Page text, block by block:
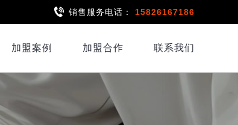
销售服务电话： 15826167186
加盟案例 加盟合作 联系我们